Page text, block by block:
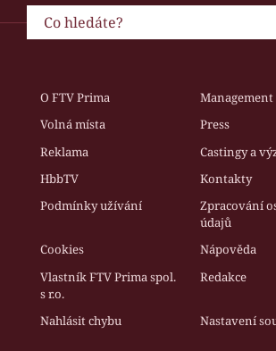
O FTV Prima
Management
Volná místa
Press
Reklama
Castingy a
HbbTV
Kontakty
Podmínky užívání
Zpracování
údajů
Cookies
Nápověda
Vlastník FTV Prima spol.
s r.o.
Redakce
Nahlásit chybu Nastavení